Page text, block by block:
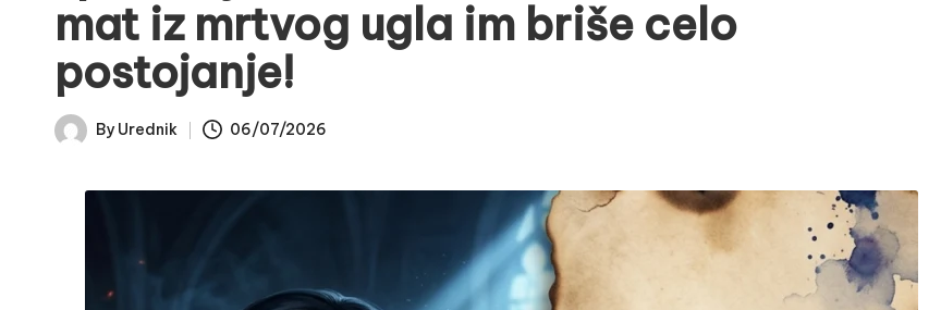
mat iz mrtvog ugla im briše celo
postojanje!
Posted
ByUrednik 06/07/2026